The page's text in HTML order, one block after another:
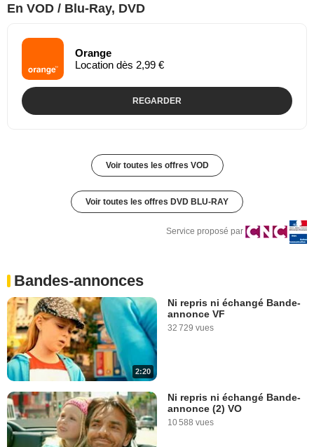
En VOD / Blu-Ray, DVD
Orange
Location dès 2,99 €
REGARDER
Voir toutes les offres VOD
Voir toutes les offres DVD BLU-RAY
Service proposé par
Bandes-annonces
2:20
Ni repris ni échangé Bande-
annonce VF
32 729 vues
Ni repris ni échangé Bande-
annonce (2) VO
10 588 vues